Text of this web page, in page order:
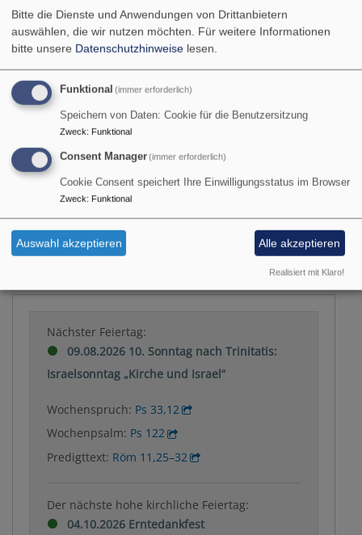
August 2026
Mo Di Mi Do Fr Sa So
3
4 5 6 7 8
9
24
25
31
Nächster Feiertag:
09.08.2026 10. Sonntag nach Trinitatis:
Israelsonntag „Kirche und Israel“
Wochenspruch: Ps 33,12
Wochenpsalm: Ps 122
Predigttext: Röm 11,25–32
Der nächste hohe kirchliche Feiertag:
04.10.2026 Erntedankfest
Bitte die Dienste und Anwendungen von Drittanbietern
auswählen, die wir nutzen möchten. Für weitere Informationen
bitte unsere Datenschutzhinweise lesen.
Funktional (immer erforderlich)
Speichern von Daten: Cookie für die Benutzersitzung
Zweck: Funktional
Consent Manager(immer erforderlich)
Cookie Consent speichert Ihre Einwilligungsstatus im Browser
Zweck: Funktional
Auswahl akzeptieren Alle akzeptieren
Realisiert mit Klaro!